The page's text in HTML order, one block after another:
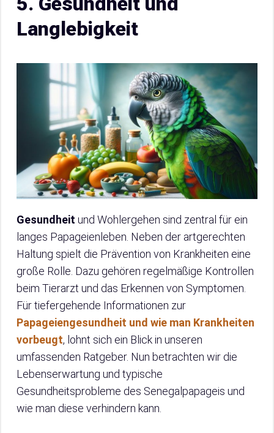
Langlebigkeit
Gesundheit und Wohlergehen sind zentral für ein
langes Papageienleben. Neben der artgerechten
Haltung spielt die Prävention von Krankheiten eine
große Rolle. Dazu gehören regelmäßige Kontrollen
beim Tierarzt und das Erkennen von Symptomen.
Für tiefergehende Informationen zur
Papageiengesundheit und wie man Krankheiten
vorbeugt, lohnt sich ein Blick in unseren
umfassenden Ratgeber. Nun betrachten wir die
Lebenserwartung und typische
Gesundheitsprobleme des Senegalpapageis und
wie man diese verhindern kann.